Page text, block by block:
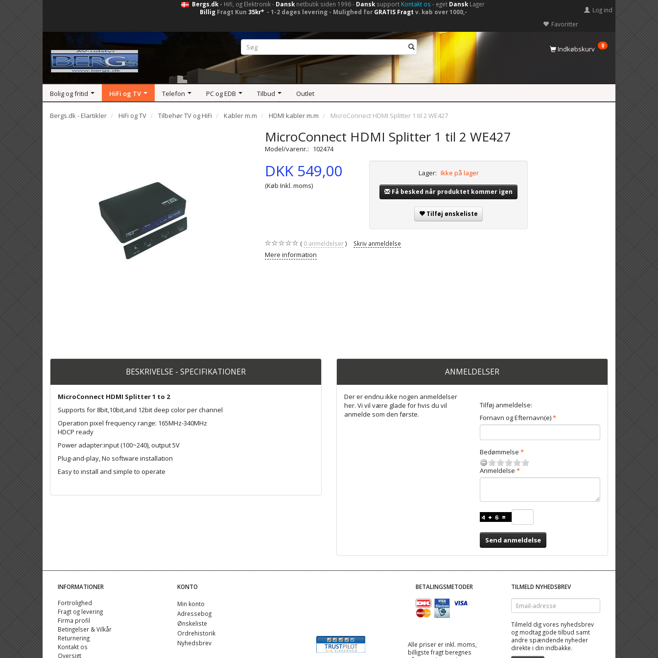
Bergs.dk- Hifi, og Elektronik - Dansknetbutik siden 1996 - Dansksupport Kontakt os - eget DanskLager
Billig Fragt Kun 35kr* - 1-2 dages levering - Mulighed for GRATIS Fragt v. køb over 1000,-
Favoritter
Log ind
Indkøbskurv 0
Bolig og fritid HiFi og TV Telefon PC og EDB Tilbud Outlet
Bergs.dk - Elartikler HiFi og TV Tilbehør TV og HiFi Kabler m.m HDMI kabler m.m MicroConnect HDMI Splitter 1 til 2 WE427
MicroConnect HDMI Splitter 1 til 2 WE427
Model/varenr.: 102474
DKK 549,00
(Køb Inkl. moms)
Lager: Ikke på lager
Få besked når produktet kommer igen
Tilføj ønskeliste
0anmeldelser Skriv anmeldelse
Mere information
BESKRIVELSE - SPECIFIKATIONER
MicroConnect HDMI Splitter 1 to 2
Supports for 8bit,10bit,and 12bit deep color per channel
Operation pixel frequency range: 165MHz-340MHz
HDCP ready
Power adapter:input (100~240), output 5V
Plug-and-play, No software installation
Easy to install and simple to operate
ANMELDELSER
Der er endnu ikke nogen anmeldelser
her. Vi vil være glade for hvis du vil
anmelde som den første.
Tilføj anmeldelse:
Fornavn og Efternavn(e)
Bedømmelse
Anmeldelse
Send anmeldelse
INFORMATIONER
Fortrolighed
Fragt og levering
Firma profil
Betingelser & Vilkår
Returnering
Kontakt os
Oversigt
KONTO
Min konto
Adressebog
Ønskeliste
Ordrehistorik
Nyhedsbrev
BETALINGSMETODER
Alle priser er inkl. moms,
billigste fragt beregnes
TILMELD NYHEDSBREV
Email-
adresse
Tilmeld dig vores nyhedsbrev
og modtag gode tilbud samt
andre spændende nyheder
direkte i din indbakke.